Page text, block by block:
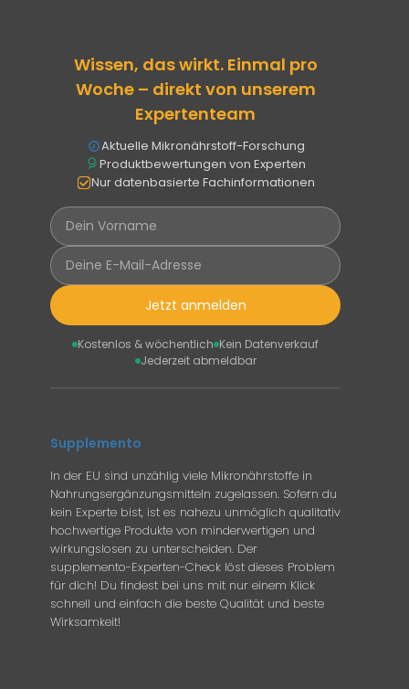
Wissen, das wirkt. Einmal pro
Woche – direkt von unserem
Expertenteam
Aktuelle Mikronährstoff-Forschung
Produktbewertungen von Experten
Nur datenbasierte Fachinformationen
Jetzt anmelden
Kostenlos & wöchentlich Kein Datenverkauf
Jederzeit abmeldbar
Supplemento
In der EU sind unzählig viele Mikronährstoffe in
Nahrungsergänzungsmitteln zugelassen. Sofern du
kein Experte bist, ist es nahezu unmöglich qualitativ
hochwertige Produkte von minderwertigen und
wirkungslosen zu unterscheiden. Der
supplemento-Experten-Check löst dieses Problem
für dich! Du findest bei uns mit nur einem Klick
schnell und einfach die beste Qualität und beste
Wirksamkeit!